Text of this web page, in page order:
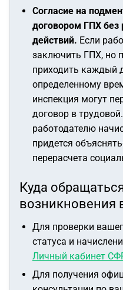
Согласие на
договором ГПХ без
действий. Если
заключить ГПХ, но
приходить каждый
определенному
инспекция могут
договор в
работодателю
придется
перерасчета
Куда
возникновения
Для проверки
статуса и
Личный кабинет
Для получения